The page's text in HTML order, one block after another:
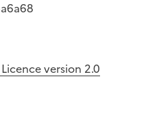
version 2.0